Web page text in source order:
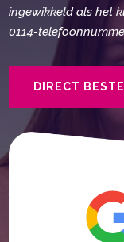
ingewikkeld als het
0114-
DIRECT